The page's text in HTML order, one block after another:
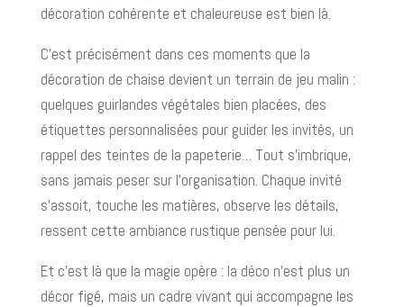
décoration cohérente et chaleureuse est bien là.
C’est précisément dans ces moments que la
décoration de chaise devient un terrain de jeu malin :
quelques guirlandes végétales bien placées, des
étiquettes personnalisées pour guider les invités, un
rappel des teintes de la papeterie… Tout s’imbrique,
sans jamais peser sur l’organisation. Chaque invité
s’assoit, touche les matières, observe les détails,
ressent cette ambiance rustique pensée pour lui.
Et c’est là que la magie opère : la déco n’est plus un
décor figé, mais un cadre vivant qui accompagne les